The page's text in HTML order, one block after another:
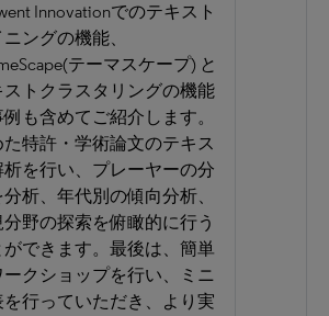
Innovationでのテキスト
ングの機能、
テーマスケープ) と
ストクラスタリングの機能
例も含めてご紹介します。
た特許・学術論文のテキス
析を行い、プレーヤーの分
析、年代別の傾向分析、
分野の探索を俯瞰的に行う
ができます。最後は、簡単
ークショップを行い、ミニ
を行っていただき、より実